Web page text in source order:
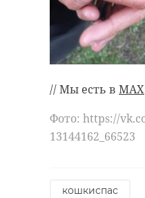
// Мы есть в MAX
Фото: https://
13144162_66523
кошкиспас